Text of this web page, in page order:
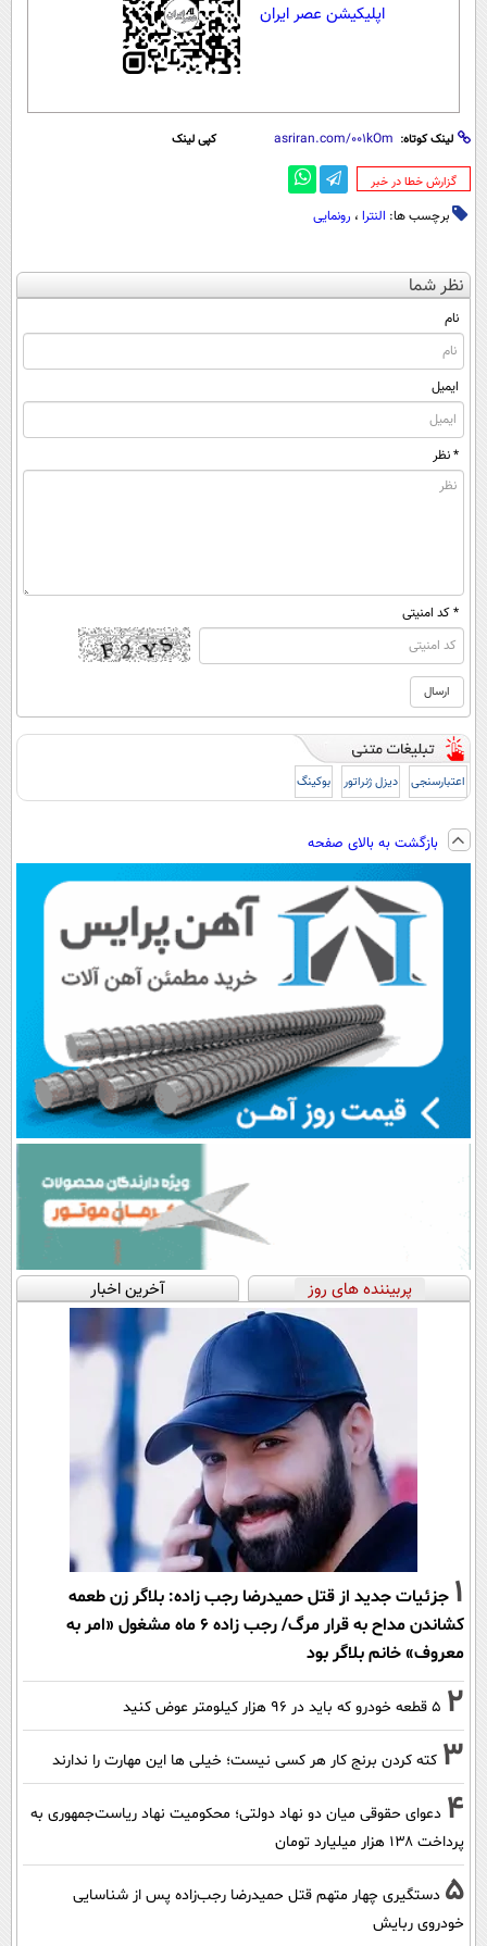
اپلیکیشن عصر ایران
لینک کوتاه: کپی لینک
‌گزارش خطا در خبر
برچسب ها: النترا ، رونمایی
نظر شما
نام
ایمیل
* نظر
* کد امنیتی
اعتبارسنجی دیزل ژنراتور بوکینگ
بازگشت به بالای صفحه
پربیننده های روز آخرین اخبار
1 جزئیات جدید از قتل حمیدرضا رجب زاده: بلاگر زن طعمه
کشاندن مداح به قرار مرگ/ رجب زاده 6 ماه مشغول «امر به
معروف» خانم بلاگر بود
2 ۵ قطعه خودرو که باید در ۹۶ هزار کیلومتر عوض کنید
3 کته کردن برنج کار هر کسی نیست؛ خیلی ها این مهارت را ندارند
4 دعوای حقوقی میان دو نهاد دولتی؛ محکومیت نهاد ریاست‌جمهوری به
پرداخت ۱۳۸ هزار میلیارد تومان
5 دستگیری چهار متهم قتل حمیدرضا رجب‌زاده پس از شناسایی
خودروی ربایش